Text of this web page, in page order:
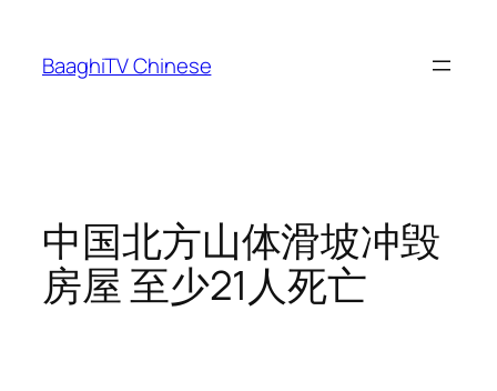
content
BaaghiTV Chinese
中国北方山体滑坡冲毁
房屋 至少21人死亡